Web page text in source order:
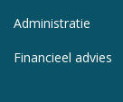
Administratie
Financieel advies